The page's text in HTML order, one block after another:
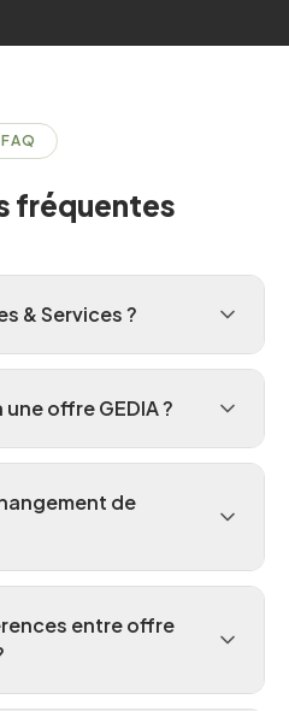
FAQ
fréquentes
& Services ?
offre GEDIA ?
de
entre offre